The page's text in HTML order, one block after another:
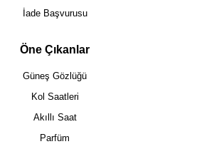
İade Başvurusu
Öne Çıkanlar
Güneş Gözlüğü
Kol Saatleri
Akıllı Saat
Parfüm